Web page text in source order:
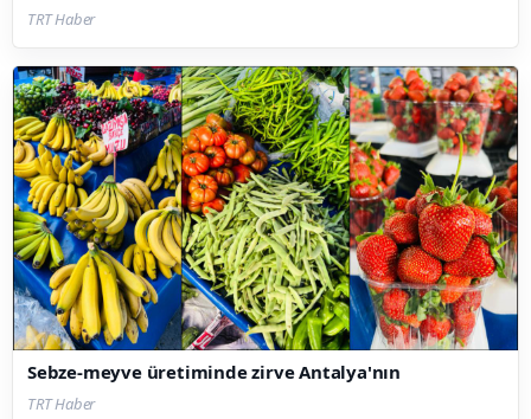
TRT Haber
Sebze-meyve üretiminde zirve Antalya'nın
TRT Haber